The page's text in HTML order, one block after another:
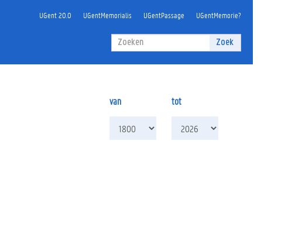
Zoekveld Zoek
Zoeken
UGent 20.0 UGentMemorialis UGentPassage UGentMemorie?
van
van
tot
tot